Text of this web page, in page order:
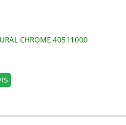
CHROME 40511000